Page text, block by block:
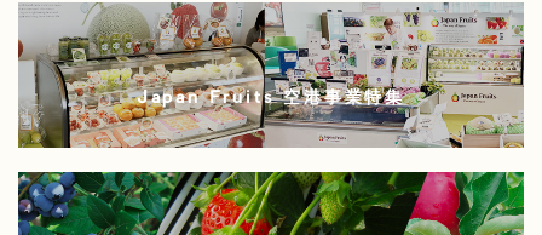
Japan Fruits 空港事業特集